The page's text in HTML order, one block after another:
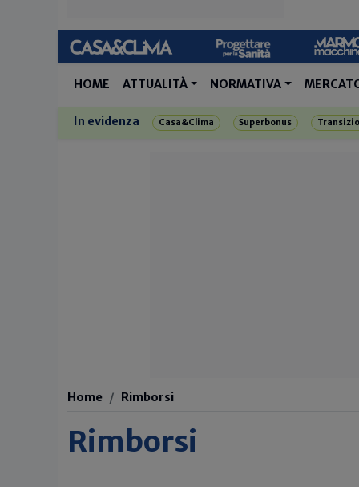
HOME ATTUALITÀ NORMATIVA
In evidenza Casa&Clima Superbonus
Home Rimborsi
Rimborsi